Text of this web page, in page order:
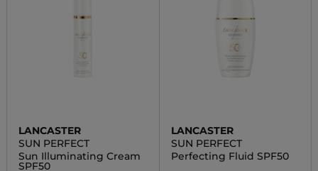
LANCASTER
SUN PERFECT
Sun Illuminating Cream
SPF50
LANCASTER
SUN PERFECT
Perfecting Fluid SPF50